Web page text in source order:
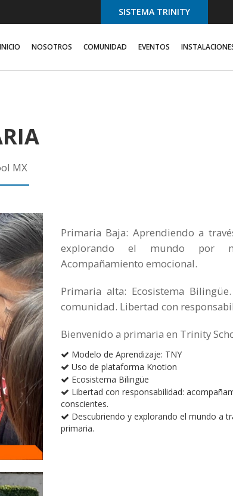
SISTEMA TRINITY
INICIO NOSOTROS COMUNIDAD EVENTOS
MX
Primaria Baja: Aprendiendo a
explorando el mundo por
Acompañamiento emocional.
Primaria alta: Ecosistema
comunidad. Libertad con
Bienvenido a primaria en Trinity
Modelo de Aprendizaje: TNY
Uso de plataforma Knotion
Ecosistema Bilingüe
Libertad con responsabilidad:
conscientes.
Descubriendo y explorando el mundo a
primaria.